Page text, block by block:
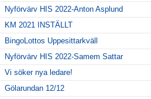
Nyförvärv HIS 2022-Anton Asplund
KM 2021 INSTÄLLT
BingoLottos Uppesittarkväll
Nyförvärv HIS 2022-Samem Sattar
Vi söker nya ledare!
Gölarundan 12/12